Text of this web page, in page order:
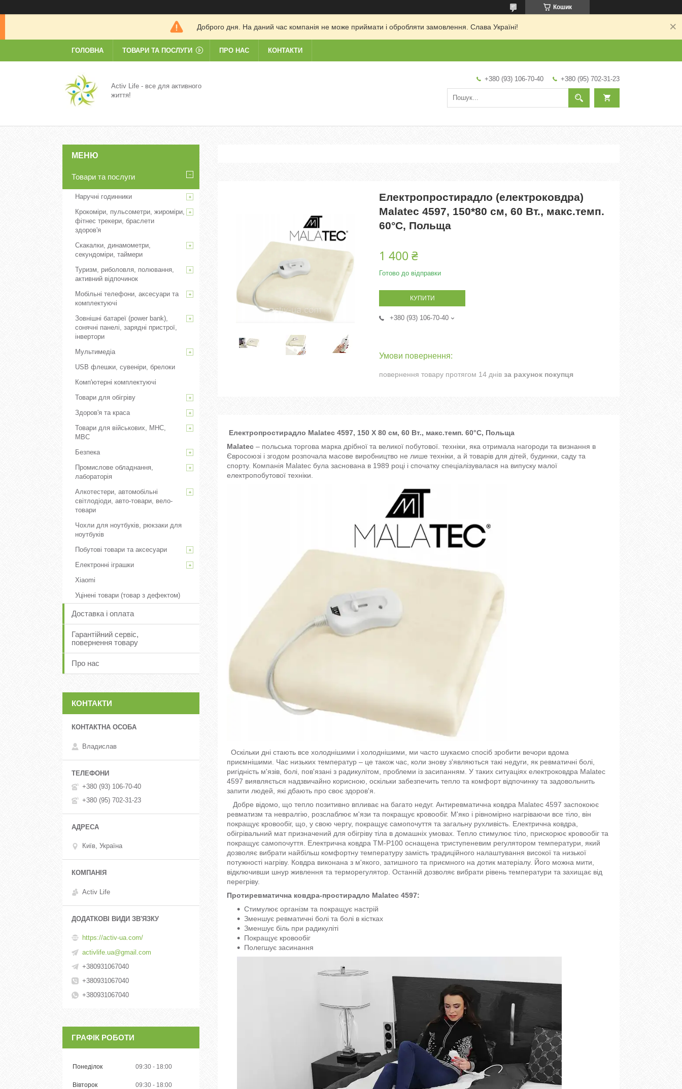
Кошик
Доброго дня. На даний час компанія не може приймати і обробляти замовлення. Слава Україні!
ГОЛОВНА ТОВАРИ ТА ПОСЛУГИ ПРО НАС КОНТАКТИ
Activ Life - все для активного
життя!
+380 (93) 106-70-40 +380 (95) 702-31-23
Електропростирадло (електроковдра)
Malatec 4597, 150*80 см, 60 Вт., макс.темп.
60°С, Польща
1 400 ₴
Готово до відправки
КУПИТИ
+380 (93) 106-70-40
повернення товару протягом 14 днів за рахунок покупця
Електропростирадло Malatec 4597, 150 Х 80 см, 60 Вт., макс.темп. 60°С, Польща
Malatec – польська торгова марка дрібної та великої побутової. техніки, яка отримала нагороди та визнання в
Євросоюзі і згодом розпочала масове виробництво не лише техніки, а й товарів для дітей, будинки, саду та
спорту. Компанія Malatec була заснована в 1989 році і спочатку спеціалізувалася на випуску малої
електропобутової техніки.
Оскільки дні стають все холоднішими і холоднішими, ми часто шукаємо спосіб зробити вечори вдома
приємнішими. Час низьких температур – це також час, коли знову з'являються такі недуги, як ревматичні болі,
ригідність м'язів, болі, пов'язані з радикулітом, проблеми із засипанням. У таких ситуаціях електроковдра Malatec
4597 виявляється надзвичайно корисною, оскільки забезпечить тепло та комфорт відпочинку та задовольнить
запити людей, які дбають про своє здоров'я.
Добре відомо, що тепло позитивно впливає на багато недуг. Антиревматична ковдра Malatec 4597 заспокоює
ревматизм та невралгію, розслаблює м'язи та покращує кровообіг. М'яко і рівномірно нагріваючи все тіло, він
покращує кровообіг, що, у свою чергу, покращує самопочуття та загальну рухливість. Електрична ковдра,
обігрівальний мат призначений для обігріву тіла в домашніх умовах. Тепло стимулює тіло, прискорює кровообіг та
покращує самопочуття. Електрична ковдра TM-P100 оснащена триступеневим регулятором температури, який
дозволяє вибрати найбільш комфортну температуру замість традиційного налаштування високої та низької
потужності нагріву. Ковдра виконана з м'якого, затишного та приємного на дотик матеріалу. Його можна мити,
відключивши шнур живлення та терморегулятор. Останній дозволяє вибрати рівень температури та захищає від
перегріву.
Протиревматична ковдра-простирадло Malatec 4597:
Стимулює організм та покращує настрій
Зменшує ревматичні болі та болі в кістках
Зменшує біль при радикуліті
Покращує кровообіг
Полегшує засинання
Товари та послуги
Наручні годинники
Крокоміри, пульсометри, жироміри,
фітнес трекери, браслети
здоров'я
Скакалки, динамометри,
секундоміри, таймери
Туризм, риболовля, полювання,
активний відпочинок
Мобільні телефони, аксесуари та
комплектуючі
Зовнішні батареї (power bank),
сонячні панелі, зарядні пристрої,
інвертори
Мультимедіа
USB флешки, сувеніри, брелоки
Комп'ютерні комплектуючі
Товари для обігріву
Здоров'я та краса
Товари для військових, МНС,
МВС
Безпека
Промислове обладнання,
лабораторія
Алкотестери, автомобільні
світлодіоди, авто-товари, вело-
товари
Чохли для ноутбуків, рюкзаки для
ноутбуків
Побутові товари та аксесуари
Електронні іграшки
Xiaomi
Уцінені товари (товар з дефектом)
Доставка і оплата
Гарантійний сервіс,
повернення товару
Про нас
КОНТАКТИ
Владислав
+380 (93) 106-70-40
+380 (95) 702-31-23
Київ, Україна
Activ Life
https://activ-ua.com/
activlife.ua@gmail.com
+380931067040
+380931067040
+380931067040
ГРАФІК РОБОТИ
Понеділок 09:30 18:00
Вівторок 09:30 18:00